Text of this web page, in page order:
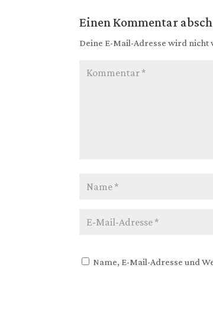
Einen Kommentar
Deine E-Mail-Adresse wird nicht
Name, E-Mail-Adresse und